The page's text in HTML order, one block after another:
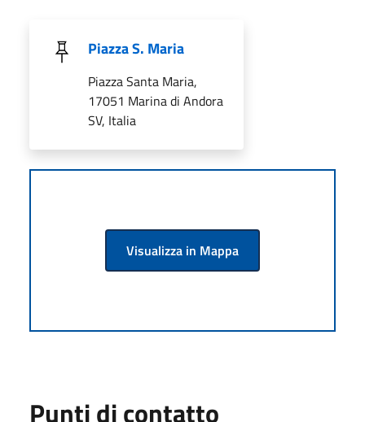
Piazza S. Maria
Piazza Santa Maria,
17051 Marina di Andora
SV, Italia
Visualizza in Mappa
Punti di contatto